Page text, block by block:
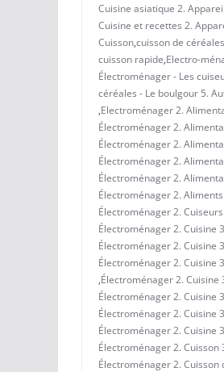
Cuisine asiatique 2.
Cuisine et recettes 2.
Cuisson,cuisson de céréales
cuisson rapide,Electro-
Électroménager - Les
céréales - Le boulgour 5.
,Electroménager 2.
Électroménager 2.
Électroménager 2.
Électroménager 2.
Électroménager 2.
Électroménager 2.
Électroménager 2.
Électroménager 2. Cuisine
Électroménager 2. Cuisine
Électroménager 2. Cuisine
,Électroménager 2.
Électroménager 2. Cuisine
Électroménager 2. Cuisine
Électroménager 2. Cuisine
Électroménager 2. Cuisson
Électroménager 2. Cuisson